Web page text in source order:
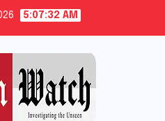
5:07:32 AM